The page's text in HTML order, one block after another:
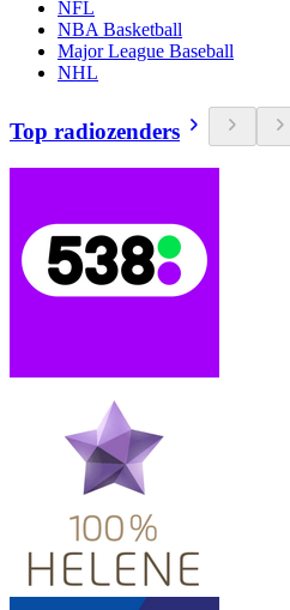
NFL
NBA Basketball
Major League Baseball
NHL
Top radiozenders